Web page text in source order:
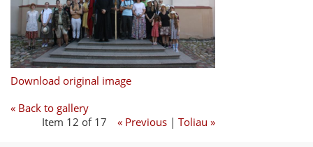
Download original image
« Back to gallery
Item 12 of 17
« Previous| Toliau »